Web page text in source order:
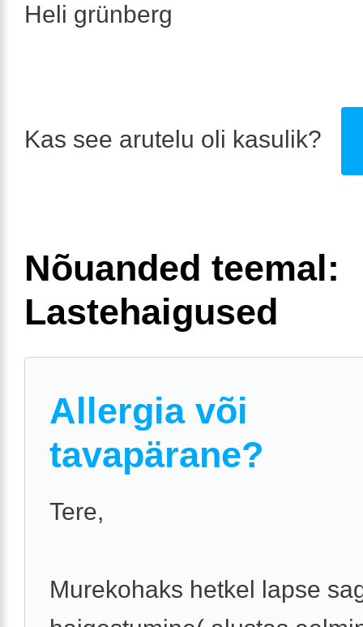
Heli grünberg
Kas see arutelu oli kasulik?
Nõuanded teemal:
Lastehaigused
Allergia või
tavapärane?
Tere,
Murekohaks hetkel lapse